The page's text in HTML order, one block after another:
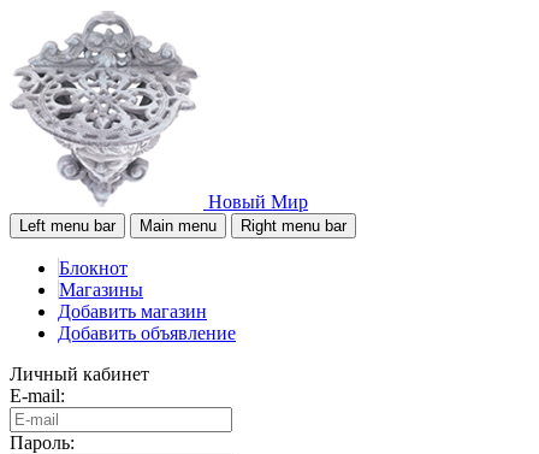
Новый Мир
Left menu bar Main menu Right menu bar
Блокнот
Магазины
Добавить магазин
Добавить объявление
Личный кабинет
E-mail:
Пароль: